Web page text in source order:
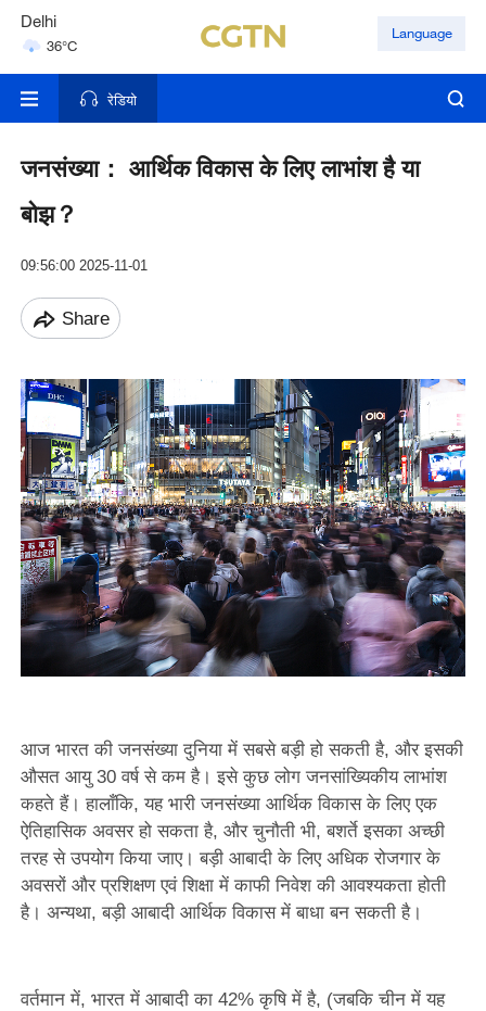
Delhi
36°C
Hyderabad
Language
रेडियो
जनसंख्या： आर्थिक विकास के लिए लाभांश है या
बोझ？
09:56:00 2025-11-01
Share
आज भारत की जनसंख्या दुनिया में सबसे बड़ी हो सकती है, और इसकी
औसत आयु 30 वर्ष से कम है। इसे कुछ लोग जनसांख्यिकीय लाभांश
कहते हैं। हालाँकि, यह भारी जनसंख्या आर्थिक विकास के लिए एक
ऐतिहासिक अवसर हो सकता है, और चुनौती भी, बशर्ते इसका अच्छी
तरह से उपयोग किया जाए। बड़ी आबादी के लिए अधिक रोजगार के
अवसरों और प्रशिक्षण एवं शिक्षा में काफी निवेश की आवश्यकता होती
है। अन्यथा, बड़ी आबादी आर्थिक विकास में बाधा बन सकती है।
वर्तमान में, भारत में आबादी का 42% कृषि में है, (जबकि चीन में यह